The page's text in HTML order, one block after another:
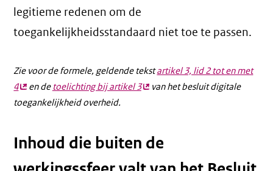
legitieme redenen om de
toegankelijkheidsstandaard niet toe te passen.
Zie voor de formele, geldende tekstartikel 3, lid 2 tot en met
4(externe
link)
en de toelichting bij artikel 3(externe
van het besluit digitale
toegankelijkheid overheid.
Inhoud die buiten de